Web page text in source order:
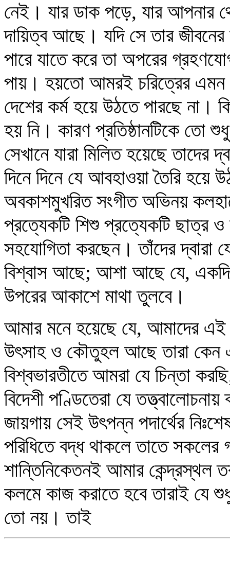
নেই। যার ডাক পড়ে, যার
দায়িত্ব আছে। যদি সে তার
পারে যাতে করে তা অপরের
পায়। হয়তো আমরই চরিত্রের এমন
দেশের কর্ম হয়ে উঠতে পারছে
হয় নি। কারণ প্রতিষ্ঠানটিকে তো
সেখানে যারা মিলিত হয়েছে তাদের
দিনে দিনে যে আবহাওয়া তৈরি হয়ে
অবকাশমুখরিত সংগীত অভিনয়
প্রত্যেকটি শিশু প্রত্যেকটি ছাত্র
সহযোগিতা করছেন। তাঁদের দ্বারা
বিশ্বাস আছে; আশা আছে যে, একদিন
উপরের আকাশে মাথা তুলবে।
আমার মনে হয়েছে যে, আমাদের এই
উৎসাহ ও কৌতুহল আছে তারা কেন
বিশ্বভারতীতে আমরা যে চিন্তা
বিদেশী পণ্ডিতেরা যে
জায়গায় সেই উৎপন্ন পদার্থের
পরিধিতে বদ্ধ থাকলে তাতে
শান্তিনিকেতনই আমার কেন্দ্রস্থল
কলমে কাজ করাতে হবে তারাই যে
তো নয়। তাই